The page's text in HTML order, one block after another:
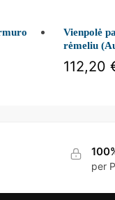
Vienpolė
rėmeliu
112,20
per